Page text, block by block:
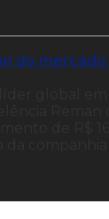
do